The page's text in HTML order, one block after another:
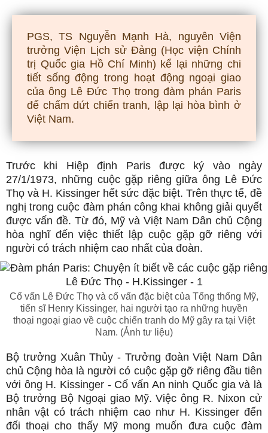
PGS, TS Nguyễn Mạnh Hà, nguyên Viện
trưởng Viện Lịch sử Đảng (Học viện Chính
trị Quốc gia Hồ Chí Minh) kể lại những chi
tiết sống động trong hoạt động ngoại giao
của ông Lê Đức Thọ trong đàm phán Paris
để chấm dứt chiến tranh, lập lại hòa bình ở
Việt Nam.
Trước khi Hiệp định Paris được ký vào ngày
27/1/1973, những cuộc gặp riêng giữa ông Lê Đức
Thọ và H. Kissinger hết sức đặc biệt. Trên thực tế, đề
nghị trong cuộc đàm phán công khai không giải quyết
được vấn đề. Từ đó, Mỹ và Việt Nam Dân chủ Cộng
hòa nghĩ đến việc thiết lập cuộc gặp gỡ riêng với
người có trách nhiệm cao nhất của đoàn.
Cố vấn Lê Đức Thọ và cố vấn đặc biệt của Tổng thống Mỹ,
tiến sĩ Henry Kissinger, hai người tạo ra những huyền
thoại ngoại giao về cuộc chiến tranh do Mỹ gây ra tại Việt
Nam. (Ảnh tư liệu)
Bộ trưởng Xuân Thủy - Trưởng đoàn Việt Nam Dân
chủ Cộng hòa là người có cuộc gặp gỡ riêng đầu tiên
với ông H. Kissinger - Cố vấn An ninh Quốc gia và là
Bộ trưởng Bộ Ngoại giao Mỹ. Việc ông R. Nixon cử
nhân vật có trách nhiệm cao như H. Kissinger đến
đối thoại cho thấy Mỹ mong muốn đưa cuộc đàm